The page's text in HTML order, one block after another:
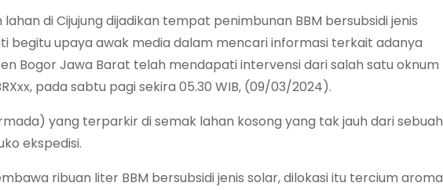
lahan di Cijujung dijadikan tempat penimbunan BBM bersubsidi jenis
begitu upaya awak media dalam mencari informasi terkait adanya
Bogor Jawa Barat telah mendapati intervensi dari salah satu oknum
pada sabtu pagi sekira 05.30 WIB, (09/03/2024).
yang terparkir di semak lahan kosong yang tak jauh dari sebuah
ekspedisi.
ribuan liter BBM bersubsidi jenis solar, dilokasi itu tercium aroma